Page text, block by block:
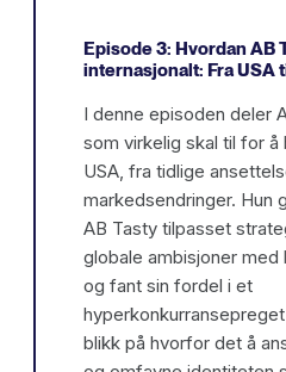
Episode 3: Hvordan AB
internasjonalt: Fra USA
I denne episoden deler
som virkelig skal til for
USA, fra tidlige
markedsendringer. Hun
AB Tasty tilpasset
globale ambisjoner med
og fant sin fordel i et
blikk på hvorfor det å